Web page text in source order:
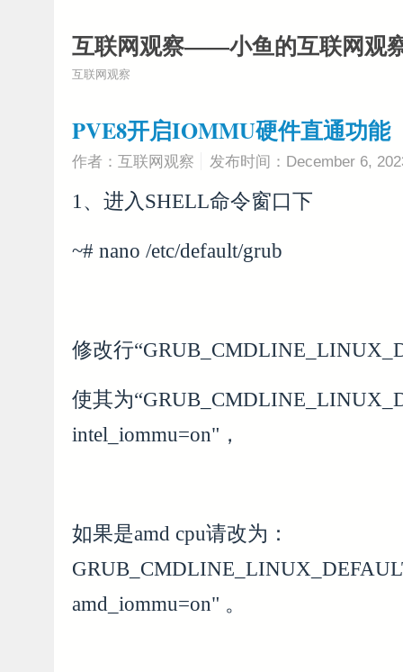
互联网观察——小鱼的互联网观
互联网观察
PVE8开启IOMMU硬件直通功能
作者：互联网观察 发布时间：December 6,
1、进入SHELL命令窗口下
~# nano /etc/default/grub
修改行
使其为
intel_iommu=on"，
如果是amd cpu请改为：
amd_iommu=on" 。